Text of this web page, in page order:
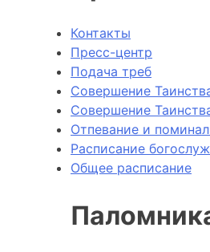
Контакты
Пресс-центр
Подача треб
Совершение
Совершение
Отпевание и
Расписание
Общее расписание